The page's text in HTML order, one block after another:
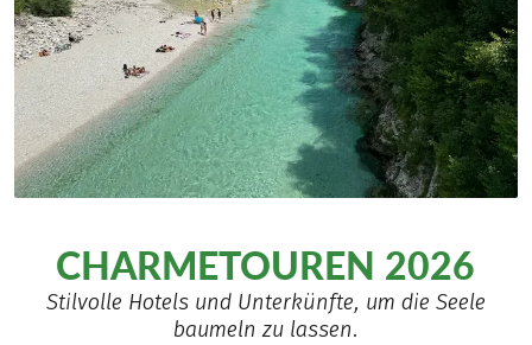
CHARMETOUREN 2026
Stilvolle Hotels und Unterkünfte, um die Seele
baumeln zu lassen.